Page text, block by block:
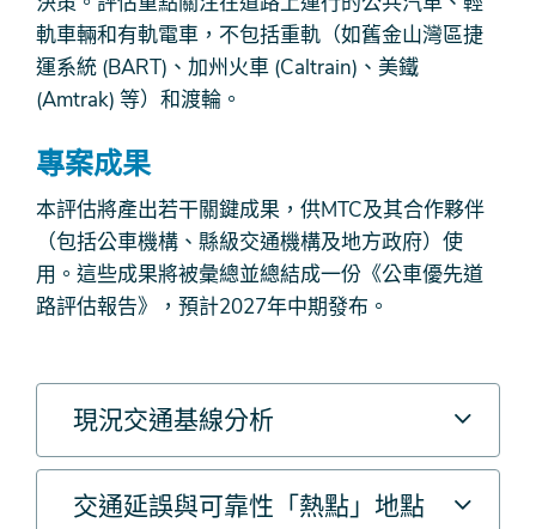
軌車輛和有軌電車，不包括重軌（如舊金山灣區捷
運系統 (BART)、加州火車 (Caltrain)、美鐵
(Amtrak) 等）和渡輪。
專案成果
本評估將產出若干關鍵成果，供MTC及其合作夥伴
（包括公車機構、縣級交通機構及地方政府）使
用。這些成果將被彙總並總結成一份《公車優先道
路評估報告》，預計2027年中期發布。
現況交通基線分析
交通延誤與可靠性「熱點」地點